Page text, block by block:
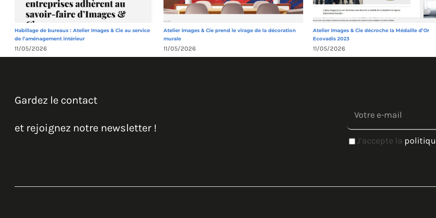
Habillage de bureaux : Atelier Images & Cie au service
de l’aménagement intérieur
11/05/2026
Atelier Images & Cie prend le virage de la décoration
murale
11/05/2026
Atelier Images & Cie décroche la Médaille d’Or
Ecovadis 2023
11/05/2026
Gardez le contact
et rejoignez notre newsletter !
J’accepte la